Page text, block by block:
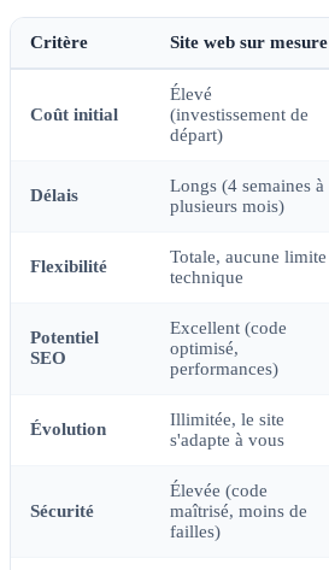
Critère Site web sur mesure
Coût initial
Élevé
(investissement de
départ)
Délais
Longs (4 semaines à
plusieurs mois)
Flexibilité
Totale, aucune limite
technique
Potentiel
SEO
Excellent (code
optimisé,
performances)
Évolution
Illimitée, le site
s'adapte à vous
Sécurité
Élevée (code
maîtrisé, moins de
failles)